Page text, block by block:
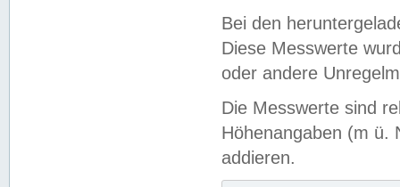
Bei den
Diese Messwerte
oder andere
Die Messwerte sind
Höhenangaben (m ü.
addieren.